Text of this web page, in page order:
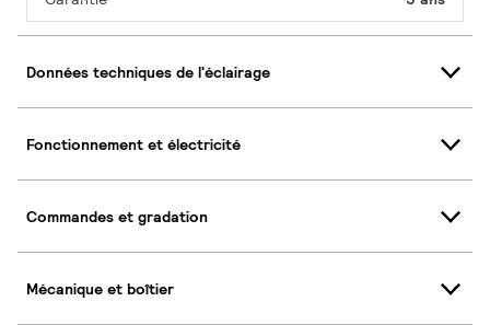
Données techniques de l'éclairage
Fonctionnement et électricité
Commandes et gradation
Mécanique et boîtier